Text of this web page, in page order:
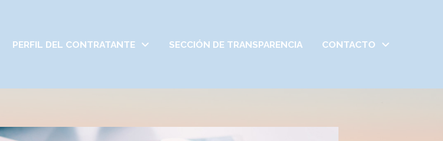
PERFIL DEL CONTRATANTE SECCIÓN DE TRANSPARENCIA CONTACTO